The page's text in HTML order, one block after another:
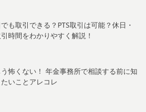
も取引できる？PTS取引は可能？休日・
時間をわかりやすく解説！
怖くない！ 年金事務所で相談する前に知
いことアレコレ